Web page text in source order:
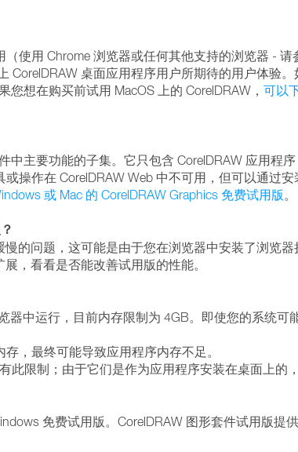
使用 Chrome 浏览器或任何其他支持的浏览器 -
CorelDRAW 桌面应用程序用户所期待的用户体验
想在购买前试用 MacOS 上的 CorelDRAW， 可以
中主要功能的子集。它只包含 CorelDRAW 应用程
操作在 CorelDRAW Web 中不可用，但可以通过
或 Mac 的 CorelDRAW Graphics 免费试用版 。
的问题，这可能是由于您在浏览器中安装了浏览
，看看是否能改善试用版的性能。
器中运行，目前内存限制为 4GB。即使您的系统
，最终可能导致应用程序内存不足。
此限制；由于它们是作为应用程序安装在桌面上的
免费试用版。CorelDRAW 图形套件试用版提